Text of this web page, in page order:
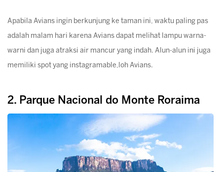
Apabila Avians ingin berkunjung ke taman ini, waktu paling pas
adalah malam hari karena Avians dapat melihat lampu warna-
warni dan juga atraksi air mancur yang indah. Alun-alun ini juga
memiliki spot yang instagramable,loh Avians.
2. Parque Nacional do Monte Roraima